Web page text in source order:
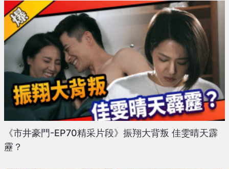
《市井豪門-EP70精采片段》振翔大背叛 佳雯晴天霹
靂？